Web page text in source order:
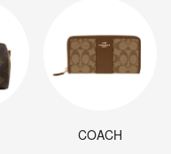
COACH